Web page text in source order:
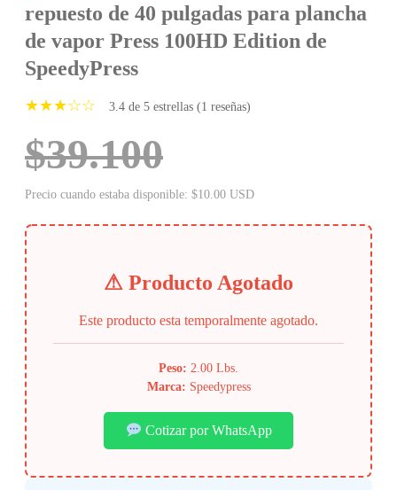
repuesto de 40 pulgadas para plancha
de vapor Press 100HD Edition de
SpeedyPress
★★★☆☆ 3.4 de 5 estrellas (1 reseñas)
$39.100
Precio cuando estaba disponible: $10.00 USD
⚠ Producto Agotado
Este producto esta temporalmente agotado.
Peso: 2.00 Lbs.
Marca: Speedypress
Cotizar por WhatsApp